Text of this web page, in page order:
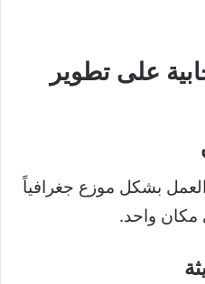
على تطوير
بشكل موزع جغرافياً
مكان واحد.